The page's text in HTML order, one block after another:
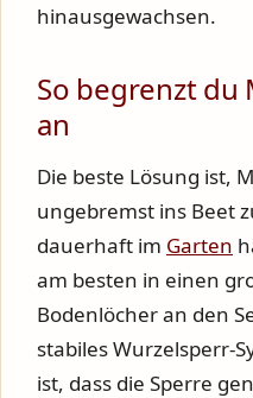
hinausgewachsen.
So begrenzt du
an
Die beste Lösung ist,
ungebremst ins Beet
dauerhaft im Garten
am besten in einen
Bodenlöcher an den
stabiles Wurzelsperr-
ist, dass die Sperre